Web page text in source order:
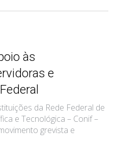
às
e
da Rede Federal de
e Tecnológica – Conif –
grevista e